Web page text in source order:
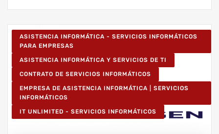
ASISTENCIA INFORMÁTICA - SERVICIOS INFORMÁTICOS
PARA EMPRESAS
ASISTENCIA INFORMÁTICA Y SERVICIOS DE TI
CONTRATO DE SERVICIOS INFORMÁTICOS
EMPRESA DE ASISTENCIA INFORMÁTICA | SERVICIOS
INFORMÁTICOS
IT UNLIMITED - SERVICIOS INFORMÁTICOS